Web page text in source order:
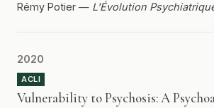
Rémy Potier — L'Évolution
2020
ACLI
Vulnerability to Psychosis: A